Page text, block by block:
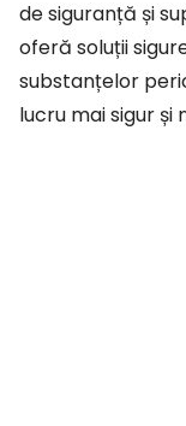
de siguranță și
oferă soluții
substanțelor
lucru mai sigur și